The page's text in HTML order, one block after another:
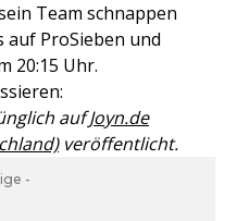
Team schnappen
auf ProSieben und
20:15 Uhr.
aufJoyn.de
veröffentlicht.
-